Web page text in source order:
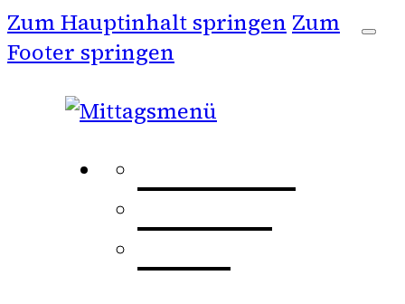
Zum Hauptinhalt springen Zum
Footer springen